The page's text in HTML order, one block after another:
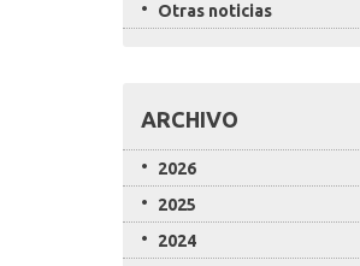
Otras noticias
ARCHIVO
2026
2025
2024